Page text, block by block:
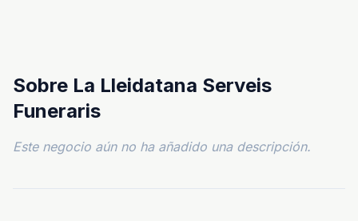
Sobre La Lleidatana Serveis
Funeraris
Este negocio aún no ha añadido una descripción.